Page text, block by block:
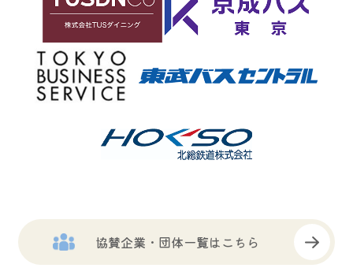
協賛企業・団体一覧はこちら